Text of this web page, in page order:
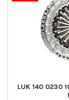
LUK 140 0230